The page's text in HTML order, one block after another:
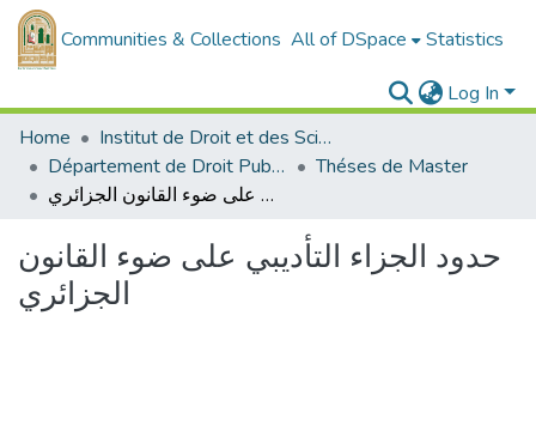
Communities & Collections All of DSpace Statistics
Log In
Home
Institut de Droit et des Sciences Politiques
Département de Droit Public
Théses de Master
حدود الجزاء التأديبي على ضوء القانون الجزائري
حدود الجزاء التأديبي على ضوء القانون
الجزائري